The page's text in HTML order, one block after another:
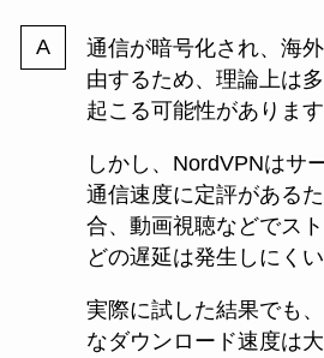
通信が暗号化され、海
由するため、理論上は
起こる可能性があります
しかし、NordVPNはサ
通信速度に定評がある
合、動画視聴などでス
どの遅延は発生しにくい
実際に試した結果でも
なダウンロード速度は